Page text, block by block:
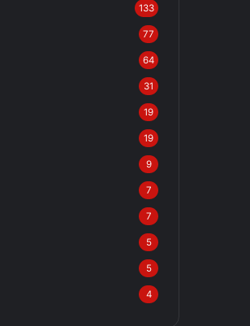
133
77
64
31
19
19
9
7
7
5
5
4